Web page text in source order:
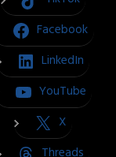
Facebook
LinkedIn
YouTube
X